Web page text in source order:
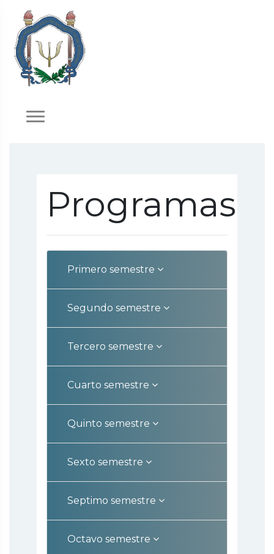
Programas
Primero semestre
Segundo semestre
Tercero semestre
Cuarto semestre
Quinto semestre
Sexto semestre
Septimo semestre
Octavo semestre